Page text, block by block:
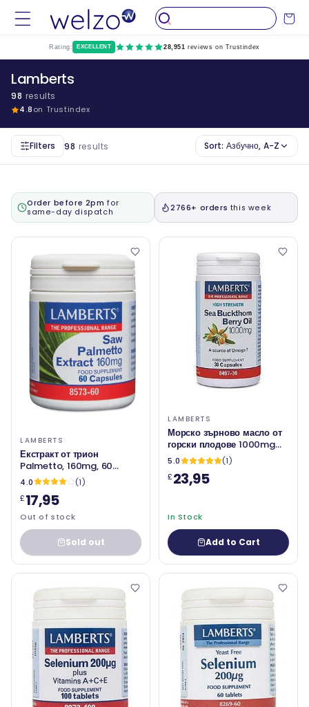
до
съдържание
Количка
Rating: EXCELLENT 28,951 reviews on Trustindex
Lamberts
98 results
4.8on Trustindex
Filters 98 results Sort: Азбучно, A-Z
Order before 2pm for
same-day dispatch
2766+ orders this week
LAMBERTS
Екстракт от трион
Palmetto, 160mg, 60
капачки - ламбърти
4.0
(1)
£17,95
Out of stock
Sold out
LAMBERTS
Морско зърново масло от
горски плодове 1000mg
30 капачки - Ламбъртс
5.0
(1)
£23,95
In Stock
Add to Cart